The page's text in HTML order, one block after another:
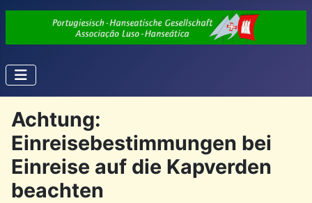
Achtung:
Einreisebestimmungen bei
Einreise auf die Kapverden
beachten